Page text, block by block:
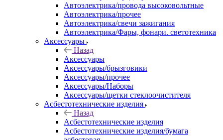
Автоэлектрика/провода высоковольтные
Автоэлектрика/прочее
Автоэлектрика/свечи зажигания
Автоэлектрика/Фары, фонари. светотехника
Аксессуары
Назад
Аксессуары
Аксессуары/брызговики
Аксессуары/прочее
Аксессуары/Наборы
Аксессуары/щетки стеклоочистителя
Асбестотехнические изделия
Назад
Асбестотехнические изделия
Асбестотехнические изделия/бумага